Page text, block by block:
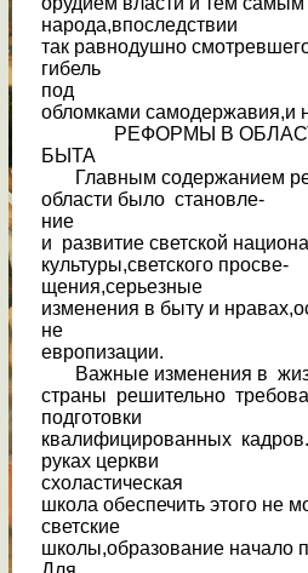
народа,впоследствии
так равнодушно
гибель
под
обломками самодержавия,и
РЕФОРМЫ В
БЫТА
Главным содержанием
области было становле-
ние
и развитие светской
культуры,светского просве-
щения,серьезные
изменения в быту и
не
европизации.
Важные изменения в
страны решительно
подготовки
квалифицированных
руках церкви
схоластическая
школа обеспечить этого не
светские
школы,образование начало